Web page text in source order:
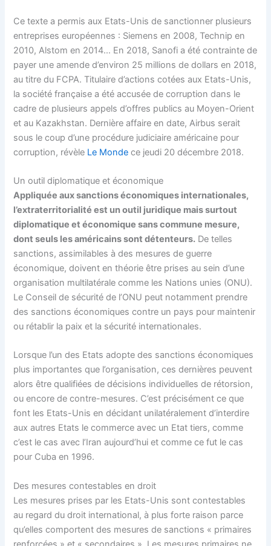
Ce texte a permis aux Etats-Unis de sanctionner plusieurs
entreprises européennes : Siemens en 2008, Technip en
2010, Alstom en 2014… En 2018, Sanofi a été contrainte de
payer une amende d’environ 25 millions de dollars en 2018,
au titre du FCPA. Titulaire d’actions cotées aux Etats-Unis,
la société française a été accusée de corruption dans le
cadre de plusieurs appels d’offres publics au Moyen-Orient
et au Kazakhstan. Dernière affaire en date, Airbus serait
sous le coup d’une procédure judiciaire américaine pour
corruption, révèle Le Monde ce jeudi 20 décembre 2018.
Un outil diplomatique et économique
Appliquée aux sanctions économiques internationales,
l’extraterritorialité est un outil juridique mais surtout
diplomatique et économique sans commune mesure,
dont seuls les américains sont détenteurs. De telles
sanctions, assimilables à des mesures de guerre
économique, doivent en théorie être prises au sein d’une
organisation multilatérale comme les Nations unies (ONU).
Le Conseil de sécurité de l’ONU peut notamment prendre
des sanctions économiques contre un pays pour maintenir
ou rétablir la paix et la sécurité internationales.
Lorsque l’un des Etats adopte des sanctions économiques
plus importantes que l’organisation, ces dernières peuvent
alors être qualifiées de décisions individuelles de rétorsion,
ou encore de contre-mesures. C’est précisément ce que
font les Etats-Unis en décidant unilatéralement d’interdire
aux autres Etats le commerce avec un Etat tiers, comme
c’est le cas avec l’Iran aujourd’hui et comme ce fut le cas
pour Cuba en 1996.
Des mesures contestables en droit
Les mesures prises par les Etats-Unis sont contestables
au regard du droit international, à plus forte raison parce
qu’elles comportent des mesures de sanctions « primaires